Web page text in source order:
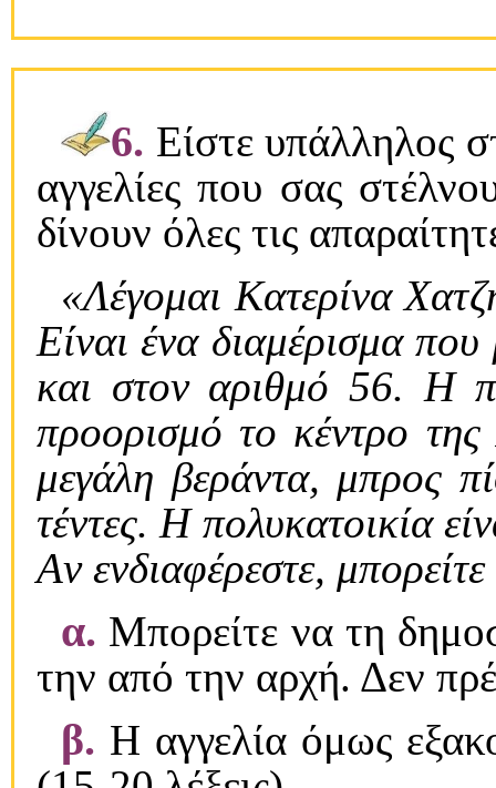
6. Eίστε υπάλληλος
αγγελίες που σας
δίνουν όλες τις
«Λέγομαι Kατερίνα
Eίναι ένα διαμέρισμα
και στον αριθμό 56. H
προορισμό το κέντρο
μεγάλη βεράντα, μπρος
τέντες. H πολυκατοικία
Aν ενδιαφέρεστε,
α. Mπορείτε να τη
την από την αρχή. Δεν
β. H αγγελία όμως